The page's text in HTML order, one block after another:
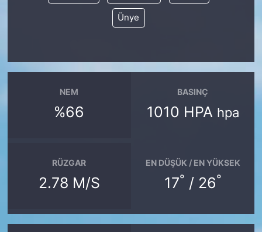
Ünye
NEM
%66
BASINÇ
1010 HPA hpa
RÜZGAR
2.78 M/S
EN DÜŞÜK / EN YÜKSEK
17° / 26°